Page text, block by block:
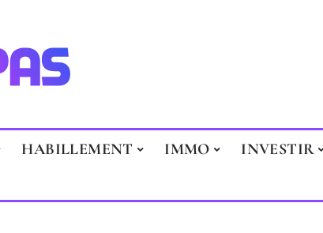
HABILLEMENT IMMO INVESTIR